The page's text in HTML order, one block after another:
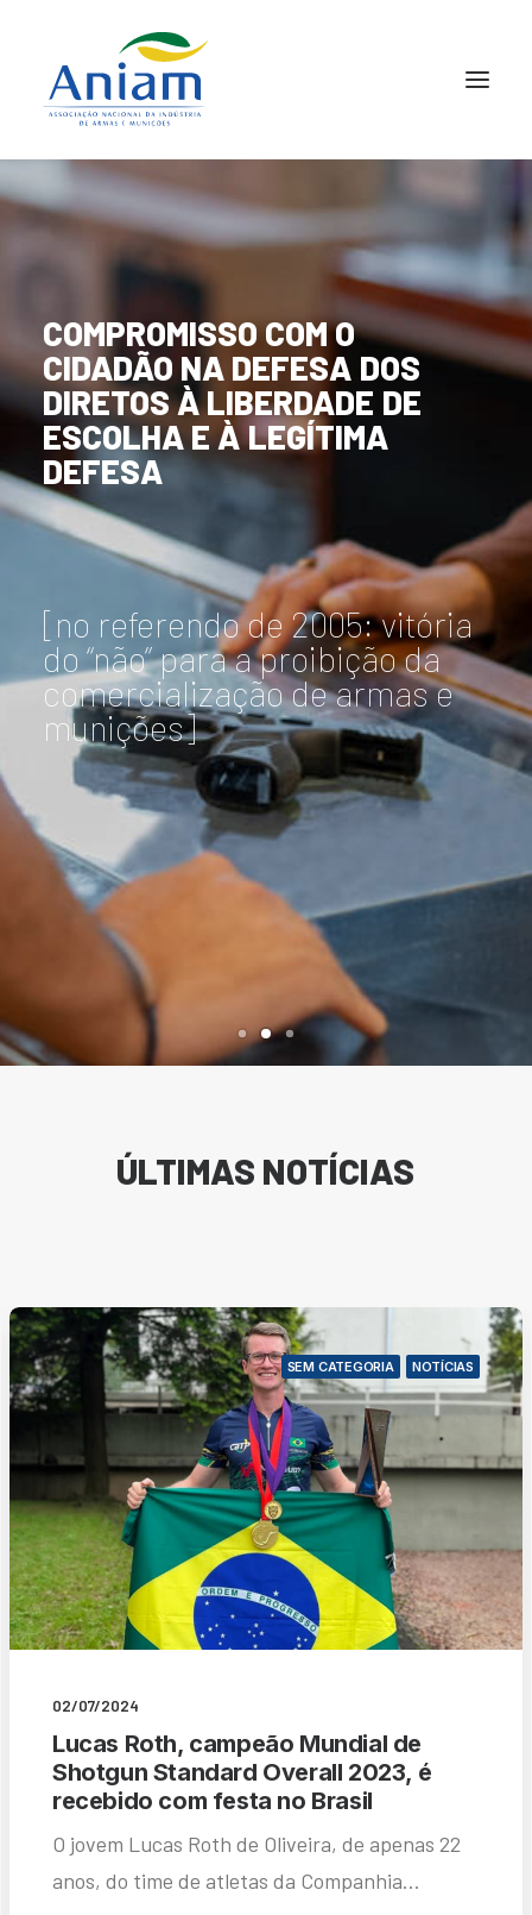
COMPROMISSO COMO
CIDADÃO NA DEFESA DOS
DIRETOSÀLIBERDADE DE
ESCOLHAEÀLEGÍTIMA
DEFESA
[no referendo de 2005: vitória
do “não” para a proibição da
comercialização de armas e
munições]
ÚLTIMAS NOTÍCIAS
SEM CATEGORIA NOTÍCIAS
02/07/2024
Lucas Roth, campeão Mundial de
Shotgun Standard Overall 2023, é
recebido com festa no Brasil
O jovem Lucas Roth de Oliveira, de apenas 22
anos, do time de atletas da Companhia…